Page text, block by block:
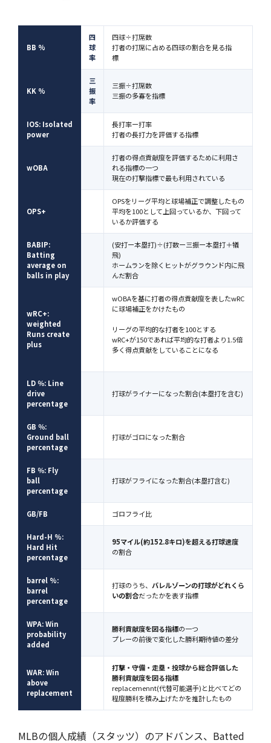
BB %
四
球
率
四球÷打席数
打者の打席に占める四球の割合を見る指
標
KK %
三
振
率
三振÷打席数
三振の多寡を指標
IOS: Isolated
power
長打率ー打率
打者の長打力を評価する指標
wOBA
打者の得点貢献度を評価するために利用さ
れる指標の一つ
現在の打撃指標で最も利用されている
OPS+
OPSをリーグ平均と球場補正で調整したもの
平均を100として上回っているか、下回って
いるか評価する
BABIP:
Batting
average on
balls in play
(安打ー本塁打)÷(打数ー三振ー本塁打＋犠
飛)
ホームランを除くヒットがグラウンド内に飛
んだ割合
wRC+:
weighted
Runs create
plus
wOBAを基に打者の得点貢献度を表したwRC
に球場補正をかけたもの
リーグの平均的な打者を100とする
wRC+が150であれば平均的な打者より1.5倍
多く得点貢献をしていることになる
LD ％: Line
drive
percentage
打球がライナーになった割合(本塁打を含む)
GB ％:
Ground ball
percentage
打球がゴロになった割合
FB ％: Fly
ball
percentage
打球がフライになった割合(本塁打含む)
GB/FB ゴロフライ比
Hard-H %:
Hard Hit
percentage
95マイル(約152.8キロ)を超える打球速度
の割合
barrel %:
barrel
percentage
打球のうち、 バレルゾーンの打球がどれくら
いの割合だったかを表す指標
WPA: Win
probability
added
勝利貢献度を図る指標の一つ
プレーの前後で変化した勝利期待値の差分
WAR: Win
above
replacement
打撃・守備・走塁・投球から総合評価した
勝利貢献度を図る指標
replacemennt(代替可能選手)と比べてどの
程度勝利を積み上げたかを推計したもの
MLBの個人成績（スタッツ）のアドバンス、Batted